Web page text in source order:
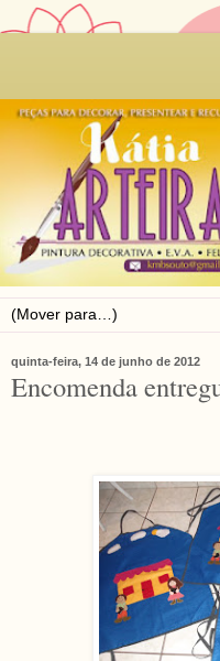
quinta-feira, 14 de junho de 2012
Encomenda